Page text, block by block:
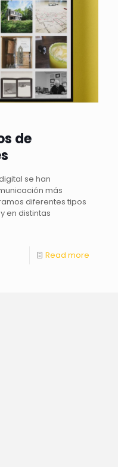
de
se han
más
diferentes tipos
en distintas
Read more